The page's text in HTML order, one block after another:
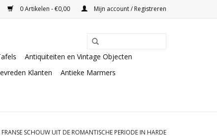
0 Artikelen - €0,00 Mijn account / Registreren
Antiquiteiten en Vintage Objecten
Klanten
Antieke Marmers
SCHOUW UIT DE ROMANTISCHE PERIODE IN HARDE